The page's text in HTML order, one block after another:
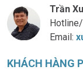
Trần
Email:
KHÁCH HÀNG